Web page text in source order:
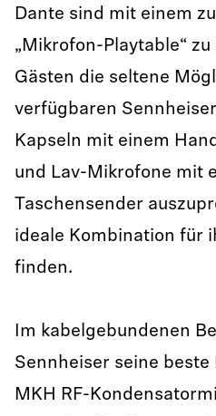
Dante sind mit einem
„Mikrofon-Playtable“
Gästen die seltene
verfügbaren
Kapseln mit einem
und Lav-Mikrofone mit
Taschensender
ideale Kombination für
finden.
Im kabelgebundenen
Sennheiser seine
MKH RF-